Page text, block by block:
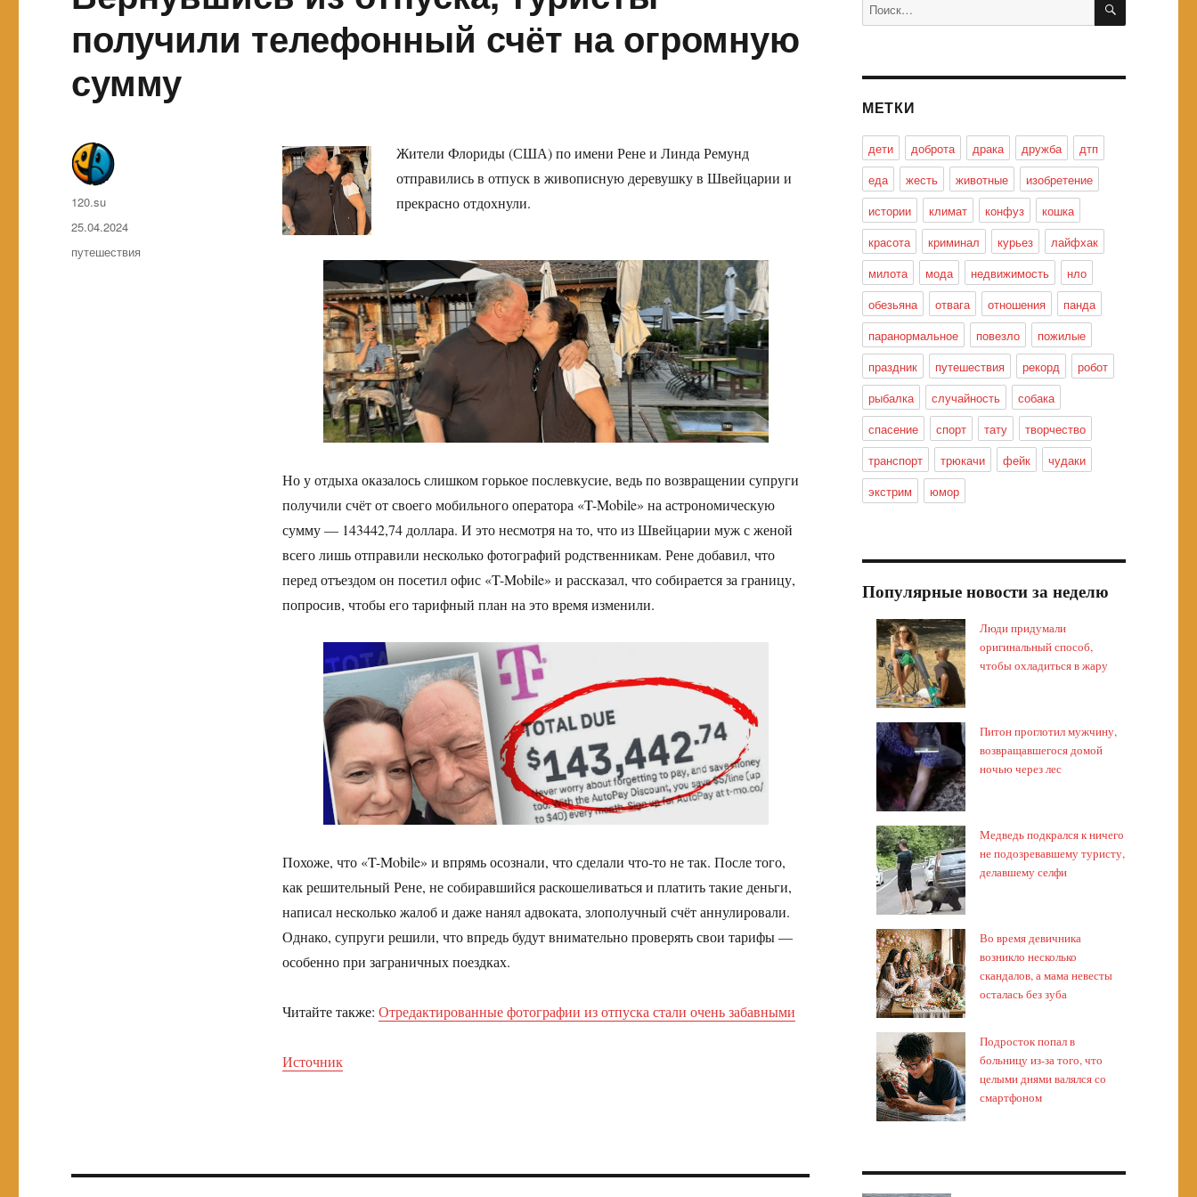
получили телефонный счёт на огромную
сумму
Жители Флориды (США) по имени Рене и Линда Ремунд
отправились в отпуск в живописную деревушку в Швейцарии и
прекрасно отдохнули.
Но у отдыха оказалось слишком горькое послевкусие, ведь по возвращении супруги
получили счёт от своего мобильного оператора «T-Mobile» на астрономическую
сумму — 143442,74 доллара. И это несмотря на то, что из Швейцарии муж с женой
всего лишь отправили несколько фотографий родственникам. Рене добавил, что
перед отъездом он посетил офис «T-Mobile» и рассказал, что собирается за границу,
попросив, чтобы его тарифный план на это время изменили.
Похоже, что «T-Mobile» и впрямь осознали, что сделали что-то не так. После того,
как решительный Рене, не собиравшийся раскошеливаться и платить такие деньги,
написал несколько жалоб и даже нанял адвоката, злополучный счёт аннулировали.
Однако, супруги решили, что впредь будут внимательно проверять свои тарифы —
особенно при заграничных поездках.
Читайте также: Отредактированные фотографии из отпуска стали очень забавными
Источник
Автор
120.su
Опубликовано
25.04.2024
Метки
путешествия
МЕТКИ
дети доброта драка дружба
дтп
еда
жесть животные
изобретение
истории
климат конфуз
кошка
красота
криминал курьез
лайфхак
милота
мода недвижимость
нло
обезьяна
отвага отношения
панда
паранормальное
повезло
пожилые
праздник
путешествия рекорд
робот
рыбалка
случайность
собака
спасение
спорт тату
творчество
транспорт
трюкачи фейк
чудаки
экстрим
юмор
Популярные новости за неделю
Люди придумали
оригинальный способ,
чтобы охладиться в жару
Питон проглотил мужчину,
возвращавшегося домой
ночью через лес
Медведь подкрался к ничего
не подозревавшему туристу,
делавшему селфи
Во время девичника
возникло несколько
скандалов, а мама невесты
осталась без зуба
Подросток попал в
больницу из-за того, что
целыми днями валялся со
смартфоном